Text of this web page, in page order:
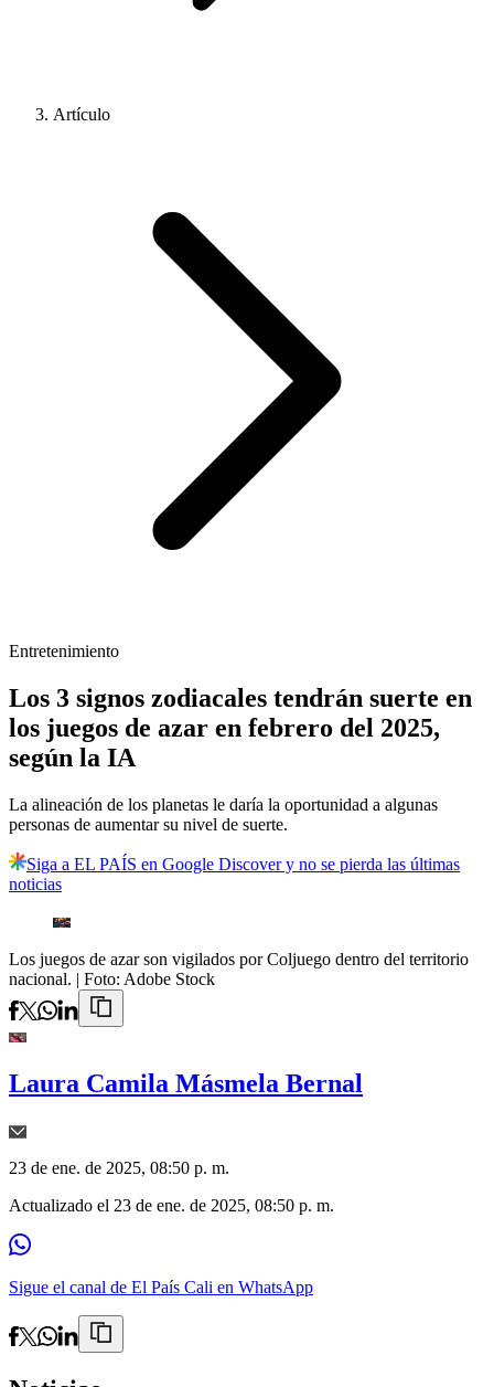
Artículo
Entretenimiento
Los 3 signos zodiacales tendrán suerte en
los juegos de azar en febrero del 2025,
según la IA
La alineación de los planetas le daría la oportunidad a algunas
personas de aumentar su nivel de suerte.
Siga a EL PAÍS en Google Discover y no se pierda las últimas
noticias
Los juegos de azar son vigilados por Coljuego dentro del territorio
nacional. | Foto: Adobe Stock
Laura Camila Másmela Bernal
23 de ene. de 2025, 08:50 p. m.
Actualizado el 23 de ene. de 2025, 08:50 p. m.
Sigue el canal de El País Cali en WhatsApp